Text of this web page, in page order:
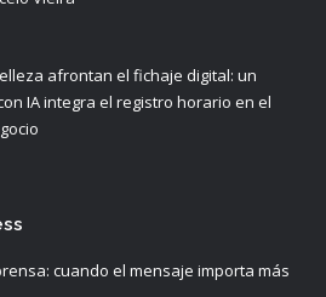
afrontan el fichaje digital: un
IA integra el registro horario en el
cuando el mensaje importa más